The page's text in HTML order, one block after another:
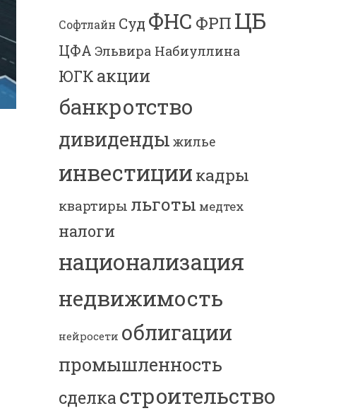
Софтлайн Суд ФНС ФРП ЦБ
ЦФА Эльвира Набиуллина
ЮГК акции
банкротство
дивиденды жилье
инвестиции кадры
квартиры льготы медтех
налоги
национализация
недвижимость
нейросети облигации
промышленность
сделкастроительство